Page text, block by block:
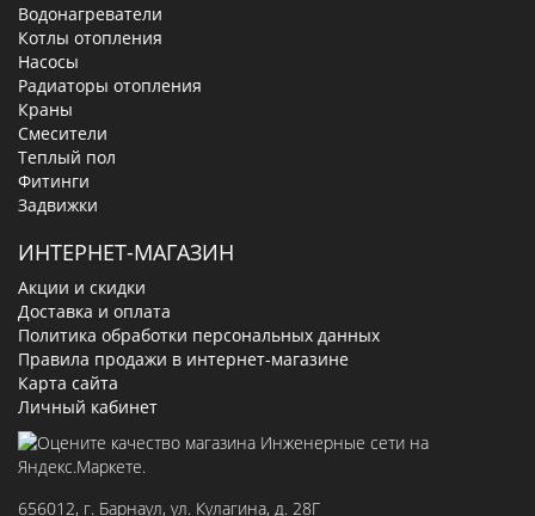
Водонагреватели
Котлы отопления
Насосы
Радиаторы отопления
Краны
Смесители
Теплый пол
Фитинги
Задвижки
ИНТЕРНЕТ-МАГАЗИН
Акции и скидки
Доставка и оплата
Политика обработки персональных данных
Правила продажи в интернет-магазине
Карта сайта
Личный кабинет
656012, г. Барнаул, ул. Кулагина, д. 28Г